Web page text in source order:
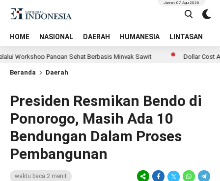
HOME NASIONAL DAERAH HUMANESIA LINTASAN
Jumat, 07 Agu 2026
Pangan Sehat Berbasis Minyak Sawit Dollar Cost
Beranda Daerah
Presiden Resmikan Bendo di
Ponorogo, Masih Ada 10
Bendungan Dalam Proses
Pembangunan
waktu baca 2 menit